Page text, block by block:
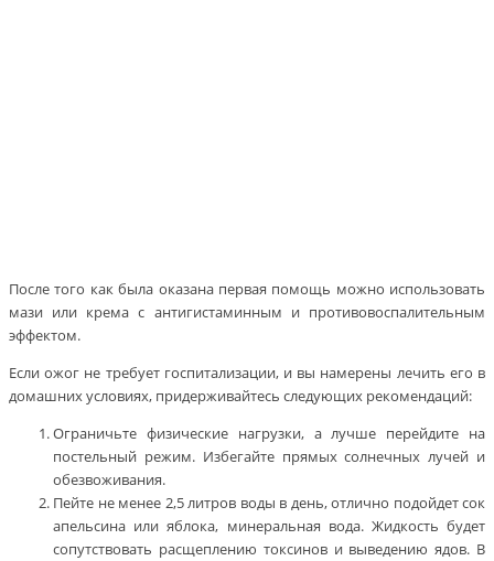
После того как была оказана первая помощь можно использовать
мази или крема с антигистаминным и противовоспалительным
эффектом.
Если ожог не требует госпитализации, и вы намерены лечить его в
домашних условиях, придерживайтесь следующих рекомендаций:
Ограничьте физические нагрузки, а лучше перейдите на
постельный режим. Избегайте прямых солнечных лучей и
обезвоживания.
Пейте не менее 2,5 литров воды в день, отлично подойдет сок
апельсина или яблока, минеральная вода. Жидкость будет
сопутствовать расщеплению токсинов и выведению ядов. В